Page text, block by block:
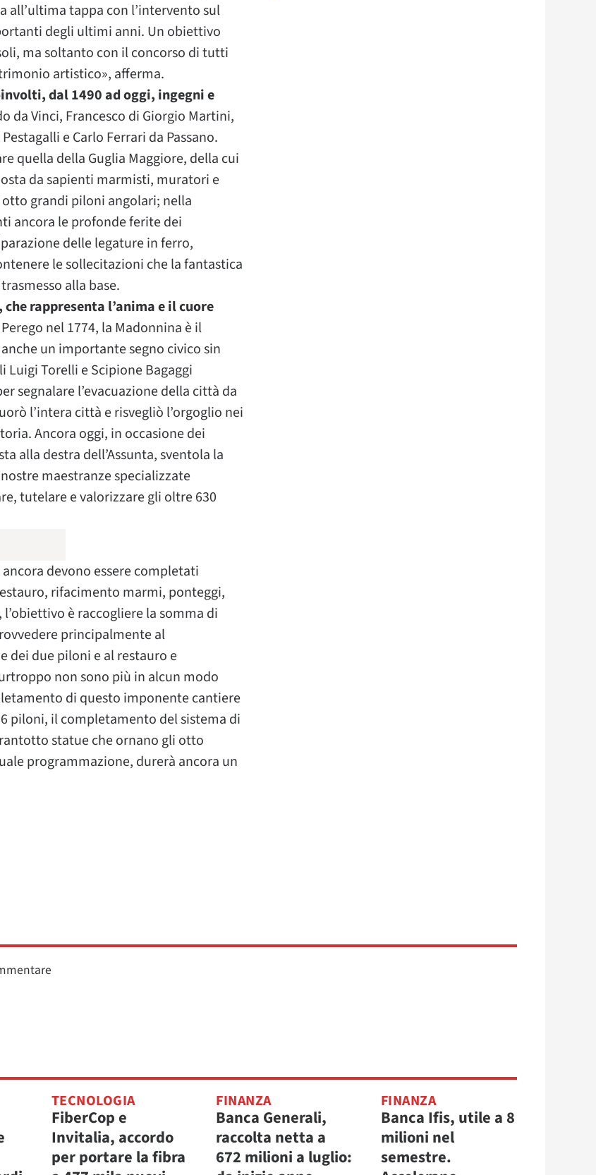
all’ultima tappa con l’intervento sul
degli ultimi anni. Un obiettivo
ma soltanto con il concorso di tutti
artistico», afferma.
dal 1490 ad oggi, ingegni e
da Vinci, Francesco di Giorgio Martini,
e Carlo Ferrari da Passano.
quella della Guglia Maggiore, della cui
da sapienti marmisti, muratori e
grandi piloni angolari; nella
ancora le profonde ferite dei
delle legature in ferro,
le sollecitazioni che la fantastica
alla base.
rappresenta l’anima e il cuore
nel 1774, la Madonnina è il
un importante segno civico sin
Luigi Torelli e Scipione Bagaggi
segnalare l’evacuazione della città da
l’intera città e risvegliò l’orgoglio nei
Ancora oggi, in occasione dei
alla destra dell’Assunta, sventola la
maestranze specializzate
tutelare e valorizzare gli oltre 630
devono essere completati
rifacimento marmi, ponteggi,
è raccogliere la somma di
principalmente al
due piloni e al restauro e
non sono più in alcun modo
di questo imponente cantiere
piloni, il completamento del sistema di
statue che ornano gli otto
programmazione, durerà ancora un
TECNOLOGIA
FiberCop e
Invitalia, accordo
per portare la fibra
FINANZA
Banca Generali,
raccolta netta a
672 milioni a luglio:
FINANZA
Banca Ifis, utile a 8
milioni nel
semestre.